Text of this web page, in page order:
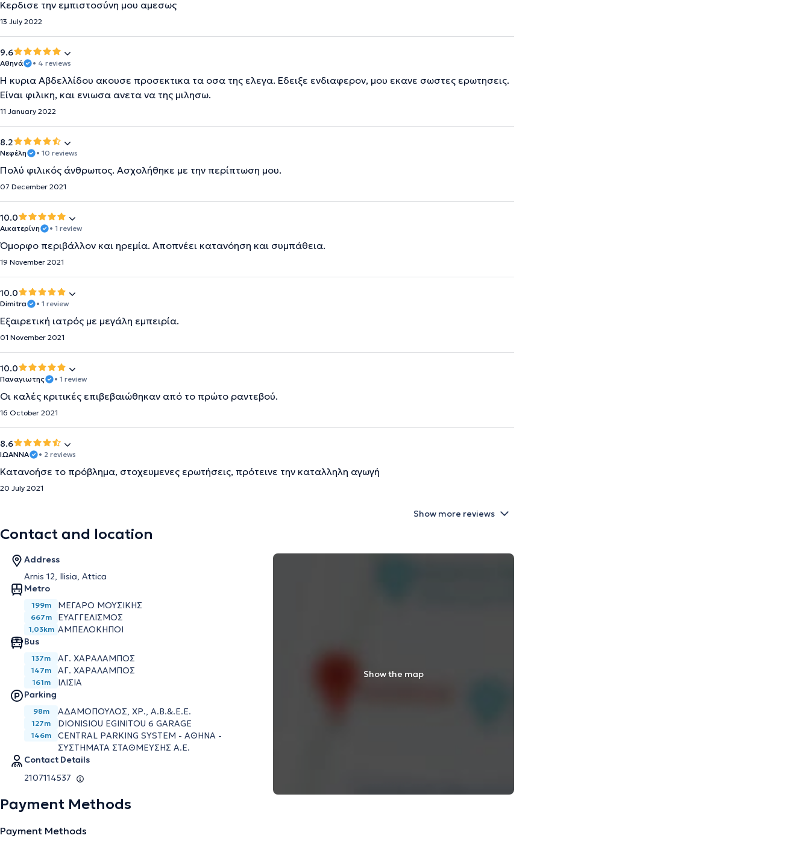
Κερδισε την εμπιστοσύνη μου αμεσως
13 July 2022
9.6
Αθηνά • 4 reviews
H κυρια Αβδελλίδου ακουσε προσεκτικα τα οσα της ελεγα. Εδειξε ενδιαφερον, μου εκανε σωστες ερωτησεις.
Είναι φιλικη, και ενιωσα ανετα να της μιλησω.
11 January 2022
8.2
Νεφέλη • 10 reviews
Πολύ φιλικός άνθρωπος. Ασχολήθηκε με την περίπτωση μου.
07 December 2021
10.0
Αικατερίνη • 1 review
Όμορφο περιβάλλον και ηρεμία. Αποπνέει κατανόηση και συμπάθεια.
19 November 2021
10.0
Dimitra • 1 review
Εξαιρετική ιατρός με μεγάλη εμπειρία.
01 November 2021
10.0
Παναγιωτης • 1 review
Οι καλές κριτικές επιβεβαιώθηκαν από το πρώτο ραντεβού.
16 October 2021
8.6
ΙΩΆΝΝΑ • 2 reviews
Κατανοήσε το πρόβλημα, στοχευμενες ερωτήσεις, πρότεινε την καταλληλη αγωγή
20 July 2021
Show more reviews
Contact and location
Address
Arnis 12, Ilisia, Attica
Metro
199m ΜΕΓΑΡΟ ΜΟΥΣΙΚΗΣ
667m ΕΥΑΓΓΕΛΙΣΜΟΣ
1,03km ΑΜΠΕΛΟΚΗΠΟΙ
Bus
137m ΑΓ. ΧΑΡΑΛΑΜΠΟΣ
147m ΑΓ. ΧΑΡΑΛΑΜΠΟΣ
161m
ΙΛIΣΙΑ
Parking
98m ΑΔΑΜΟΠΟΥΛΟΣ, ΧΡ., Α.Β.&.Ε.Ε.
127m DIONISIOU EGINITOU 6 GARAGE
146m
CENTRAL PARKING SYSTEM - ΑΘΗΝΑ -
ΣΥΣΤΗΜΑΤΑ ΣΤΑΘΜΕΥΣΗΣ Α.Ε.
Contact Details
2107114537
Show the map
Payment Methods
Payment Methods